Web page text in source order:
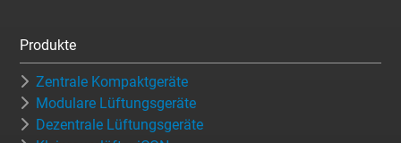
Produkte
Zentrale Kompaktgeräte
Modulare Lüftungsgeräte
Dezentrale Lüftungsgeräte